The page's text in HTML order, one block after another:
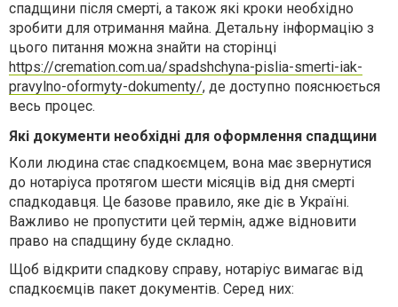
спадщини після смерті, а також які кроки необхідно
зробити для отримання майна. Детальну інформацію з
цього питання можна знайти на сторінці
https://cremation.com.ua/spadshchyna-pislia-smerti-iak-
pravylno-oformyty-dokumenty/, де доступно пояснюється
весь процес.
Які документи необхідні для оформлення спадщини
Коли людина стає спадкоємцем, вона має звернутися
до нотаріуса протягом шести місяців від дня смерті
спадкодавця. Це базове правило, яке діє в Україні.
Важливо не пропустити цей термін, адже відновити
право на спадщину буде складно.
Щоб відкрити спадкову справу, нотаріус вимагає від
спадкоємців пакет документів. Серед них: